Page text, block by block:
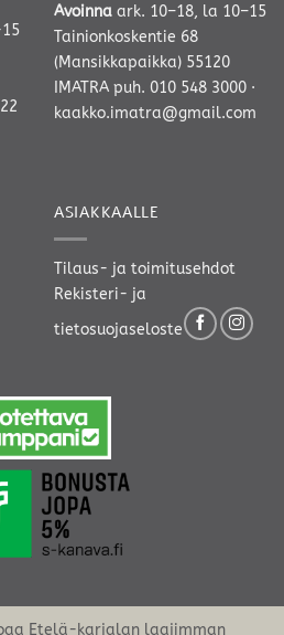
Avoinna ark. 10–18, la 10–15
Tainionkoskentie 68
(Mansikkapaikka) 55120
IMATRA puh. 010 548 3000 ·
kaakko.imatra@gmail.com
ASIAKKAALLE
Tilaus- ja toimitusehdot
Rekisteri- ja
tietosuojaseloste
Etelä-karjalan laajimman